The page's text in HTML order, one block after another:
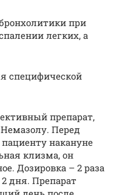
при
легких, а
специфической
препарат,
Перед
накануне
клизма, он
Дозировка – 2 раза
дня. Препарат